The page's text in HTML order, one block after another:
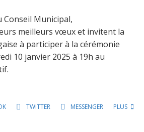
Conseil Municipal,
meilleurs vœux et invitent la
à participer à la cérémonie
10 janvier 2025 à 19h au
TWITTER MESSENGER PLUS